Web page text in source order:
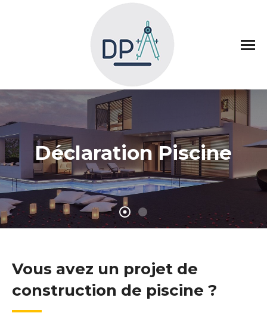
Déclaration Piscine
Vous avez un projet de
construction de piscine ?